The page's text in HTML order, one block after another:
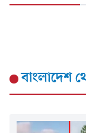
বাংলাদেশ